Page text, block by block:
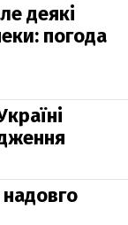
деякі
погода